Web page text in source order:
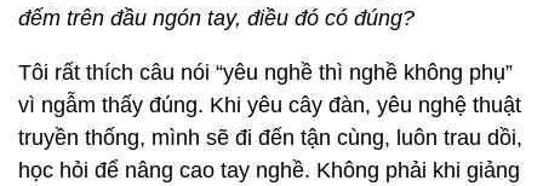
đếm trên đầu ngón tay, điều đó có đúng?
Tôi rất thích câu nói “yêu nghề thì nghề không phụ”
vì ngẫm thấy đúng. Khi yêu cây đàn, yêu nghệ thuật
truyền thống, mình sẽ đi đến tận cùng, luôn trau dồi,
học hỏi để nâng cao tay nghề. Không phải khi giảng